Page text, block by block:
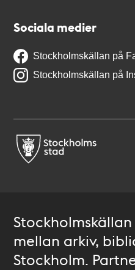
Sociala medier
Stockholmskällan på
Stockholmskällan på
mellan arkiv,
Stockholm.